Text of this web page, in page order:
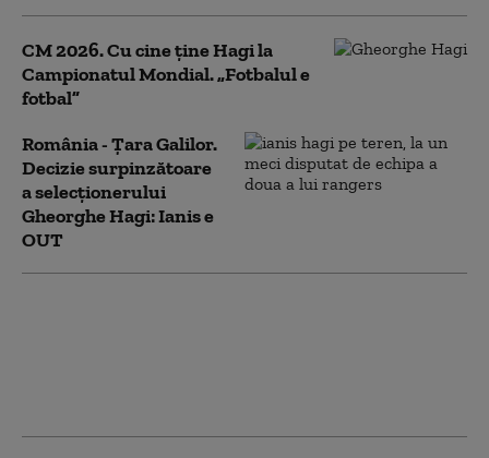
CM 2026. Cu cine ține Hagi la
Campionatul Mondial. „Fotbalul e
fotbal”
România - Țara Galilor.
Decizie surpinzătoare
a selecționerului
Gheorghe Hagi: Ianis e
OUT